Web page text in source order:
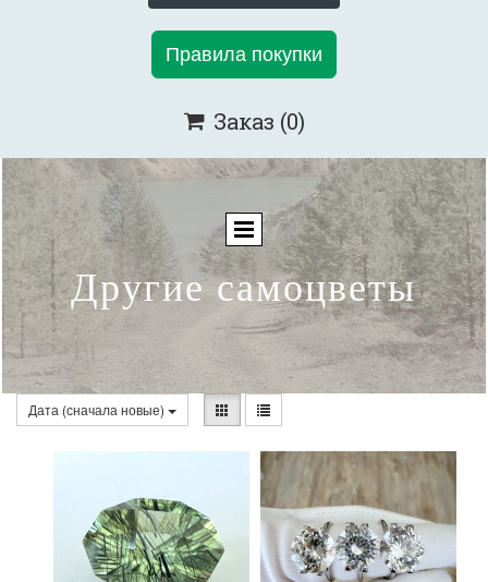
Правила покупки
 Заказ (0)
Другие самоцветы
Дата (сначала новые)